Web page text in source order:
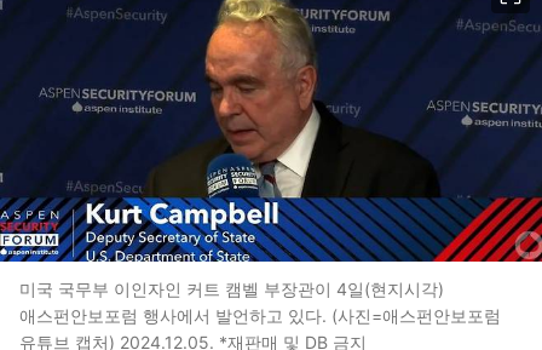
미국 국무부 이인자인 커트 캠벨 부장관이 4일(현지시각)
애스펀안보포럼 행사에서 발언하고 있다. (사진=애스펀안보포럼
유튜브 캡처) 2024.12.05. *재판매 및 DB 금지